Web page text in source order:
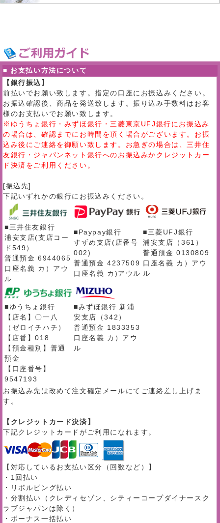
■ お支払い方法について
【銀行振込】
前払いでお願い致します。指定の口座にお振込みください。
お振込確認後、商品を発送致します。振り込み手数料はお客
様のお支払いでお願い致します。
※ゆうちょ銀行・みずほ銀行・三菱東京UFJ銀行にお振込み
の場合は、確認までにお時間を頂く場合がございます。お振
込み後にご連絡を御願い致します。お急ぎの場合は、三井住
友銀行・ジャパンネット銀行へのお振込みかクレジットカー
ド決済をご利用ください。
[振込先]
下記いずれかの銀行にお振込みください。
■三井住友銀行
浦安支店(支店コー
ド549）
普通預金 6944065
口座名義 カ）アウ
ル
■Paypay銀行
すずめ支店(店番号
002)
普通預金 4237509
口座名義 カ)アウル
■三菱UFJ銀行
浦安支店（361）
普通預金 0130809
口座名義 カ）アウ
ル
■ゆうちょ銀行
【店名】〇一八
（ゼロイチハチ）
【店番】018
【預金種別】普通
預金
【口座番号】
9547193
■みずほ銀行 新浦
安支店（342）
普通預金 1833353
口座名義 カ）アウ
ル
お振込み先は改めて注文確定メールにてご連絡差し上げま
す。
【クレジットカード決済】
下記クレジットカードがご利用になれます。
【対応しているお支払い区分（回数など）】
・1回払い
・リボルビング払い
・分割払い（クレディセゾン、シティーコープダイナースク
ラブジャパンは除く）
・ボーナス一括払い